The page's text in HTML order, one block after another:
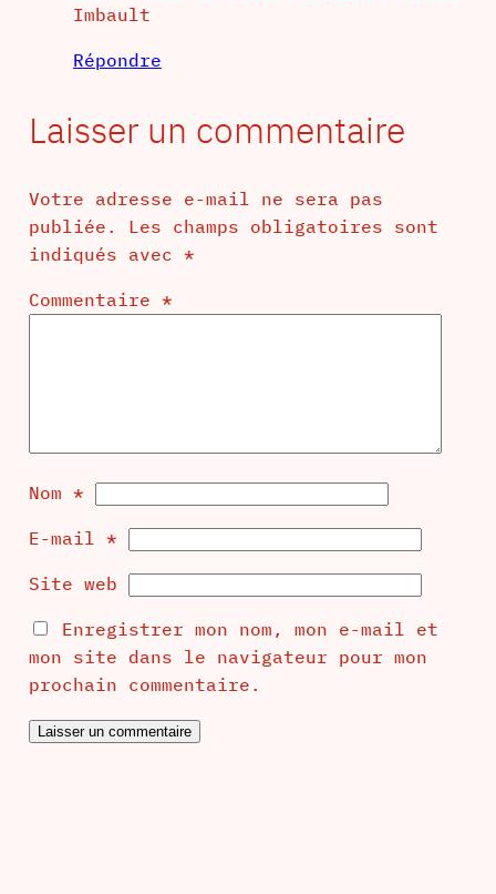
Imbault
Répondre
Laisser un commentaire
Votre adresse e-mail ne sera pas
publiée.
Les champs obligatoires sont
indiqués avec *
Commentaire *
Nom *
E-mail *
Site web
Enregistrer mon nom, mon e-mail et
mon site dans le navigateur pour mon
prochain commentaire.